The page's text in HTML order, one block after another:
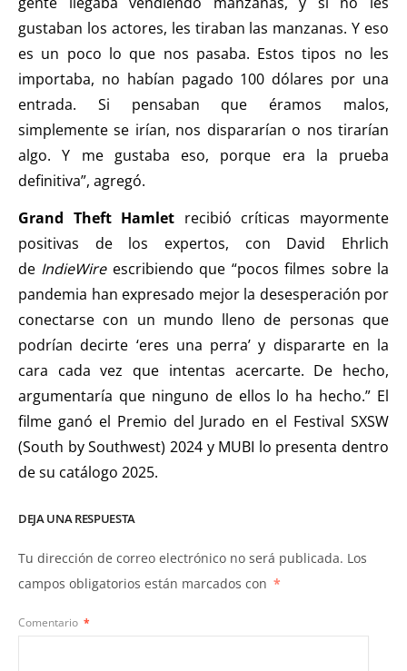
gustaban los actores, les tiraban las manzanas. Y eso
es un poco lo que nos pasaba. Estos tipos no les
importaba, no habían pagado 100 dólares por una
entrada. Si pensaban que éramos malos,
simplemente se irían, nos dispararían o nos tirarían
algo. Y me gustaba eso, porque era la prueba
definitiva”, agregó.
Grand Theft Hamlet recibió críticas mayormente
positivas de los expertos, con David Ehrlich
de IndieWireescribiendo que “pocos filmes sobre la
pandemia han expresado mejor la desesperación por
conectarse con un mundo lleno de personas que
podrían decirte ‘eres una perra’ y dispararte en la
cara cada vez que intentas acercarte. De hecho,
argumentaría que ninguno de ellos lo ha hecho.” El
filme ganó el Premio del Jurado en el Festival SXSW
(South by Southwest) 2024 y MUBI lo presenta dentro
de su catálogo 2025.
DEJA UNA RESPUESTA
Tu dirección de correo electrónico no será publicada. Los
campos obligatorios están marcados con *
Comentario *